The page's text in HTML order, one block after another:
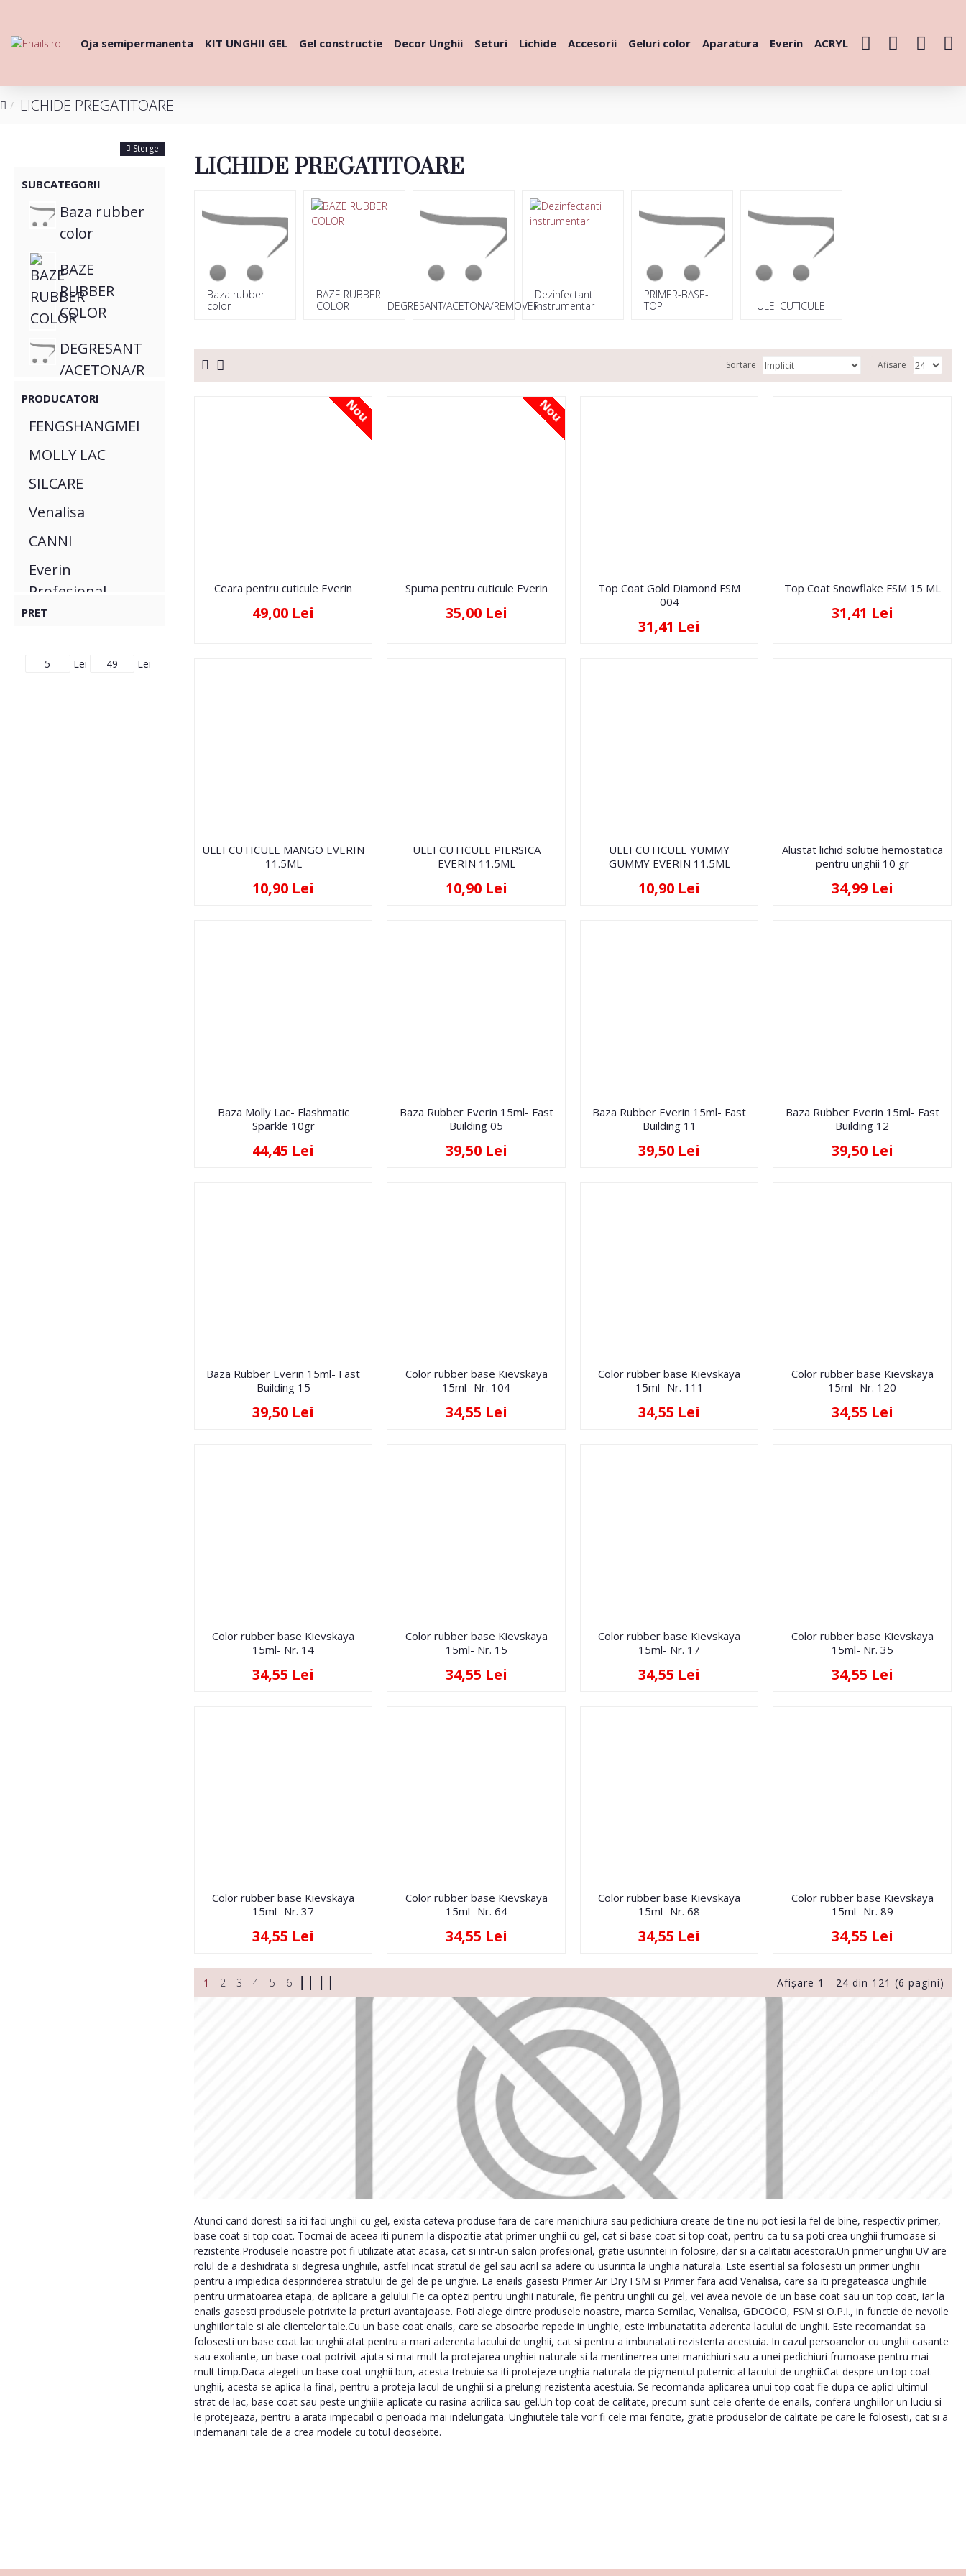
Oja semipermanenta KIT UNGHII GEL Gel constructie Decor Unghii Seturi Lichide Accesorii Geluri color Aparatura Everin ACRYL
LICHIDE PREGATITOARE
Sterge
PRET
Lei Lei
SUBCATEGORII
Baza rubber
color
BAZE
RUBBER
COLOR
DEGRESANT
/ACETONA/R
EMOVER
PRIMER-
CUTICULE
PRODUCATORI
FENGSHANGMEI
MOLLY LAC
SILCARE
Venalisa
CANNI
Everin
Profesional
LICHIDE PREGATITOARE
Atunci cand doresti sa iti faci unghii cu gel, exista cateva produse fara de care manichiura sau pedichiura create de tine nu pot iesi la fel de bine, respectiv primer,
base coat si top coat. Tocmai de aceea iti punem la dispozitie atat primer unghii cu gel, cat si base coat si top coat, pentru ca tu sa poti crea unghii frumoase si
rezistente.Produsele noastre pot fi utilizate atat acasa, cat si intr-un salon profesional, gratie usurintei in folosire, dar si a calitatii acestora.Un primer unghii UV are
rolul de a deshidrata si degresa unghiile, astfel incat stratul de gel sau acril sa adere cu usurinta la unghia naturala. Este esential sa folosesti un primer unghii
pentru a impiedica desprinderea stratului de gel de pe unghie. La enails gasesti Primer Air Dry FSM si Primer fara acid Venalisa, care sa iti pregateasca unghiile
pentru urmatoarea etapa, de aplicare a gelului.Fie ca optezi pentru unghii naturale, fie pentru unghii cu gel, vei avea nevoie de un base coat sau un top coat, iar la
enails gasesti produsele potrivite la preturi avantajoase. Poti alege dintre produsele noastre, marca Semilac, Venalisa, GDCOCO, FSM si O.P.I., in functie de nevoile
unghiilor tale si ale clientelor tale.Cu un base coat enails, care se absoarbe repede in unghie, este imbunatatita aderenta lacului de unghii. Este recomandat sa
folosesti un base coat lac unghii atat pentru a mari aderenta lacului de unghii, cat si pentru a imbunatati rezistenta acestuia. In cazul persoanelor cu unghii casante
sau exoliante, un base coat potrivit ajuta si mai mult la protejarea unghiei naturale si la mentinerrea unei manichiuri sau a unei pedichiuri frumoase pentru mai
mult timp.Daca alegeti un base coat unghii bun, acesta trebuie sa iti protejeze unghia naturala de pigmentul puternic al lacului de unghii.Cat despre un top coat
unghii, acesta se aplica la final, pentru a proteja lacul de unghii si a prelungi rezistenta acestuia. Se recomanda aplicarea unui top coat fie dupa ce aplici ultimul
strat de lac, base coat sau peste unghiile aplicate cu rasina acrilica sau gel.Un top coat de calitate, precum sunt cele oferite de enails, confera unghiilor un luciu si
le protejeaza, pentru a arata impecabil o perioada mai indelungata. Unghiutele tale vor fi cele mai fericite, gratie produselor de calitate pe care le folosesti, cat si a
indemanarii tale de a crea modele cu totul deosebite.
Baza rubber
color
BAZE RUBBER
COLOR
DEGRESANT/ACETONA/REMOVER
Dezinfectanti
instrumentar
PRIMER-BASE-
TOP
ULEI CUTICULE
Sortare Afisare
Nou
Ceara pentru cuticule Everin
49,00 Lei
Nou
Spuma pentru cuticule Everin
35,00 Lei
Top Coat Gold Diamond FSM
004
31,41 Lei
Top Coat Snowflake FSM 15 ML
31,41 Lei
ULEI CUTICULE MANGO EVERIN
11.5ML
10,90 Lei
ULEI CUTICULE PIERSICA
EVERIN 11.5ML
10,90 Lei
ULEI CUTICULE YUMMY
GUMMY EVERIN 11.5ML
10,90 Lei
Alustat lichid solutie hemostatica
pentru unghii 10 gr
34,99 Lei
Baza Molly Lac- Flashmatic
Sparkle 10gr
44,45 Lei
Baza Rubber Everin 15ml- Fast
Building 05
39,50 Lei
Baza Rubber Everin 15ml- Fast
Building 11
39,50 Lei
Baza Rubber Everin 15ml- Fast
Building 12
39,50 Lei
Baza Rubber Everin 15ml- Fast
Building 15
39,50 Lei
Color rubber base Kievskaya
15ml- Nr. 104
34,55 Lei
Color rubber base Kievskaya
15ml- Nr. 111
34,55 Lei
Color rubber base Kievskaya
15ml- Nr. 120
34,55 Lei
Color rubber base Kievskaya
15ml- Nr. 14
34,55 Lei
Color rubber base Kievskaya
15ml- Nr. 15
34,55 Lei
Color rubber base Kievskaya
15ml- Nr. 17
34,55 Lei
Color rubber base Kievskaya
15ml- Nr. 35
34,55 Lei
Color rubber base Kievskaya
15ml- Nr. 37
34,55 Lei
Color rubber base Kievskaya
15ml- Nr. 64
34,55 Lei
Color rubber base Kievskaya
15ml- Nr. 68
34,55 Lei
Color rubber base Kievskaya
15ml- Nr. 89
34,55 Lei
1 2 3 4 5 6 Afişare 1 - 24 din 121 (6 pagini)